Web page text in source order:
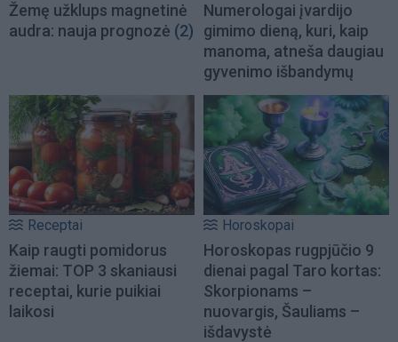
Žemę užklups magnetinė
audra: nauja prognozė (2)
Numerologai įvardijo
gimimo dieną, kuri, kaip
manoma, atneša daugiau
gyvenimo išbandymų
Receptai
Kaip raugti pomidorus
žiemai: TOP 3 skaniausi
receptai, kurie puikiai
laikosi
Horoskopai
Horoskopas rugpjūčio 9
dienai pagal Taro kortas:
Skorpionams –
nuovargis, Šauliams –
išdavystė